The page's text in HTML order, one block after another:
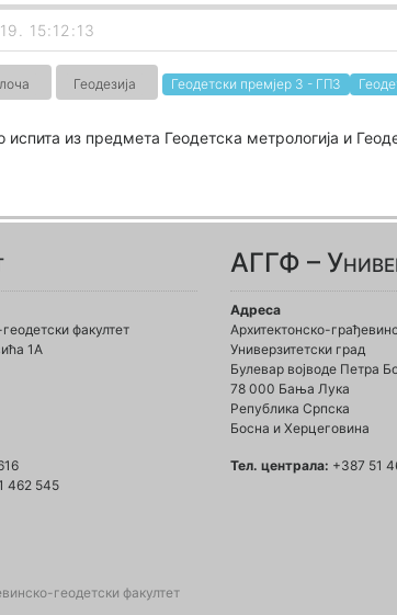
15:12:13
Геодезија Геодетски премјер 3 - ГП3
испита из предмета Геодетска метрологија и
факултет
1A
462 545
АГГФ –
Адреса
Архитектонско-
Универзитетски град
Булевар војводе Петра
78 000 Бања Лука
Република Српска
Босна и Херцеговина
Тел. централа: +387 51
геодетски факултет